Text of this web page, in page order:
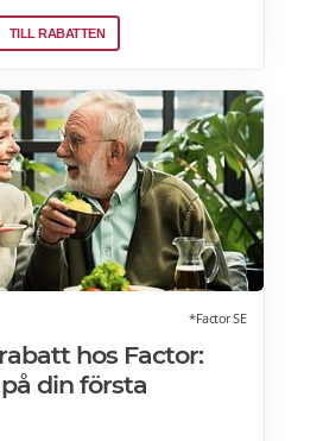
är 65 år eller äldre enbart
butiker. Rabatt ges på
mer information. Gäller
priser och kan inte
andra rabatter. Läs mer
på Coop här.
TILL RABATTEN
*Factor SE
hos Factor:
din första